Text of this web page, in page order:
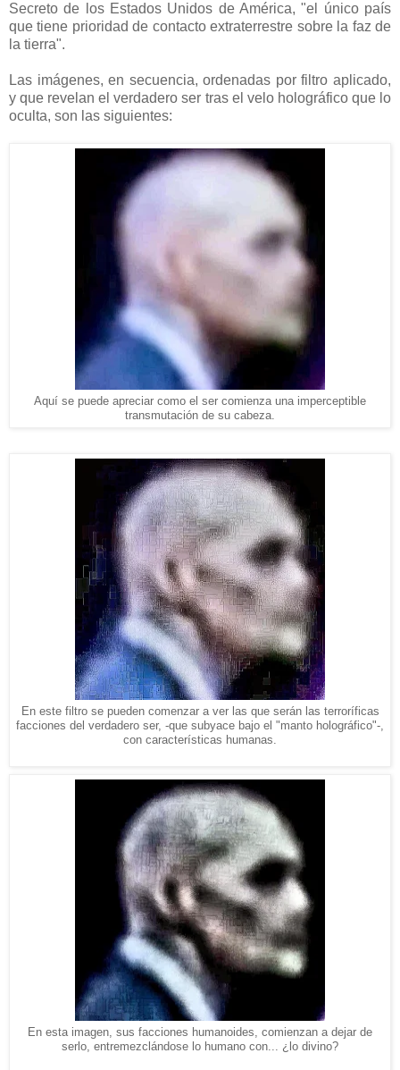
Secreto de los Estados Unidos de América, "el único país
que tiene prioridad de contacto extraterrestre sobre la faz de
la tierra".
Las imágenes, en secuencia, ordenadas por filtro aplicado,
y que revelan el verdadero ser tras el velo holográfico que lo
oculta, son las siguientes:
Aquí se puede apreciar como el ser comienza una imperceptible
transmutación de su cabeza.
En este filtro se pueden comenzar a ver las que serán las terroríficas
facciones del verdadero ser, -que subyace bajo el "manto holográfico"-,
con características humanas.
En esta imagen, sus facciones humanoides, comienzan a dejar de
serlo, entremezclándose lo humano con... ¿lo divino?